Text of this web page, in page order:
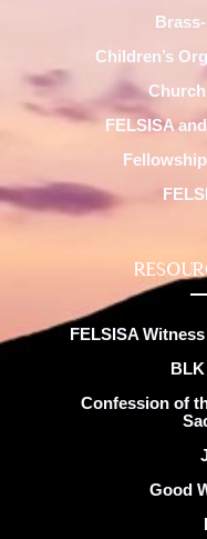
Children’s
FELSISA
FELSISA
Confession of
Good